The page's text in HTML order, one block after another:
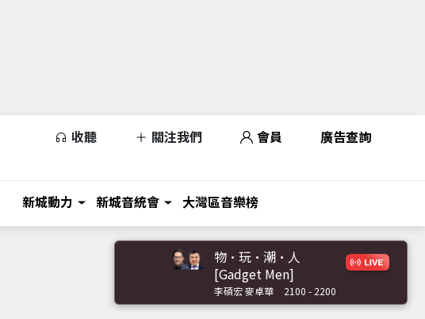
收聽 關注我們 會員 廣告查詢
新城動力 新城音統會 大灣區音樂榜
物·玩·潮·人
[Gadget Men]
李碩宏 麥卓華 2100 - 2200